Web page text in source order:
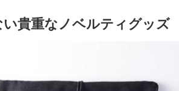
貴重なノベルティグッズ